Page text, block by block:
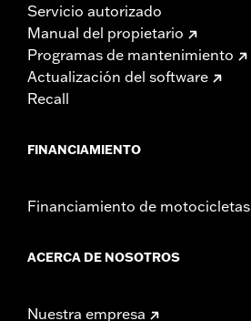
Servicio autorizado
Manual del propietario
Programas de mantenimiento
Actualización del software
Recall
FINANCIAMIENTO
Financiamiento de motocicletas
ACERCA DE NOSOTROS
Nuestra empresa